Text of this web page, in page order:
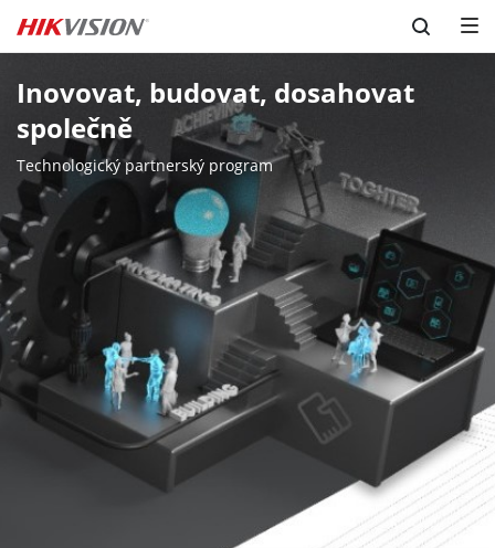
Skip to content
Inovovat, budovat, dosahovat
společně
Technologický partnerský program